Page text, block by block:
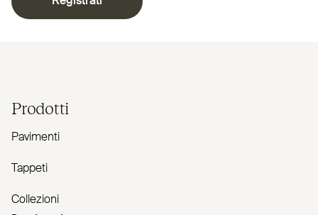
Prodotti
Pavimenti
Tappeti
Collezioni